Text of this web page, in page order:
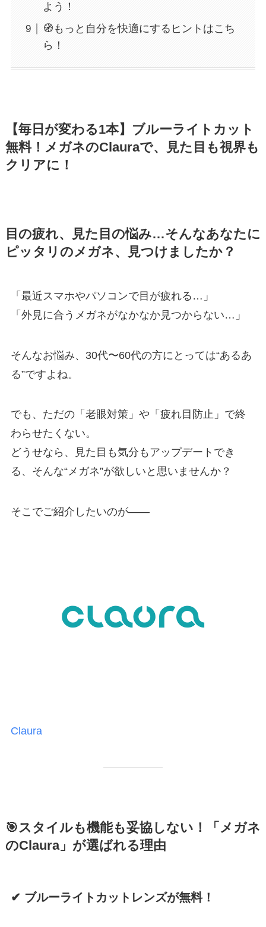
よう！
🧭もっと自分を快適にするヒントはこち
ら！
【毎日が変わる1本】ブルーライトカット
無料！メガネのClauraで、見た目も視界も
クリアに！
目の疲れ、見た目の悩み…そんなあなたに
ピッタリのメガネ、見つけましたか？
「最近スマホやパソコンで目が疲れる…」
「外見に合うメガネがなかなか見つからない…」
そんなお悩み、30代〜60代の方にとっては“あるあ
る”ですよね。
でも、ただの「老眼対策」や「疲れ目防止」で終
わらせたくない。
どうせなら、見た目も気分もアップデートでき
る、そんな“メガネ”が欲しいと思いませんか？
そこでご紹介したいのが——
Claura
🎯スタイルも機能も妥協しない！「メガネ
のClaura」が選ばれる理由
✔ ブルーライトカットレンズが無料！